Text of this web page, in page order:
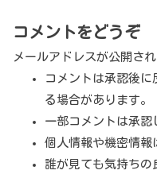
コメントをどうぞ
メールアドレスが公開さ
コメントは承認後
る場合があります。
一部コメントは承認
個人情報や機密情報
誰が見ても気持ちの